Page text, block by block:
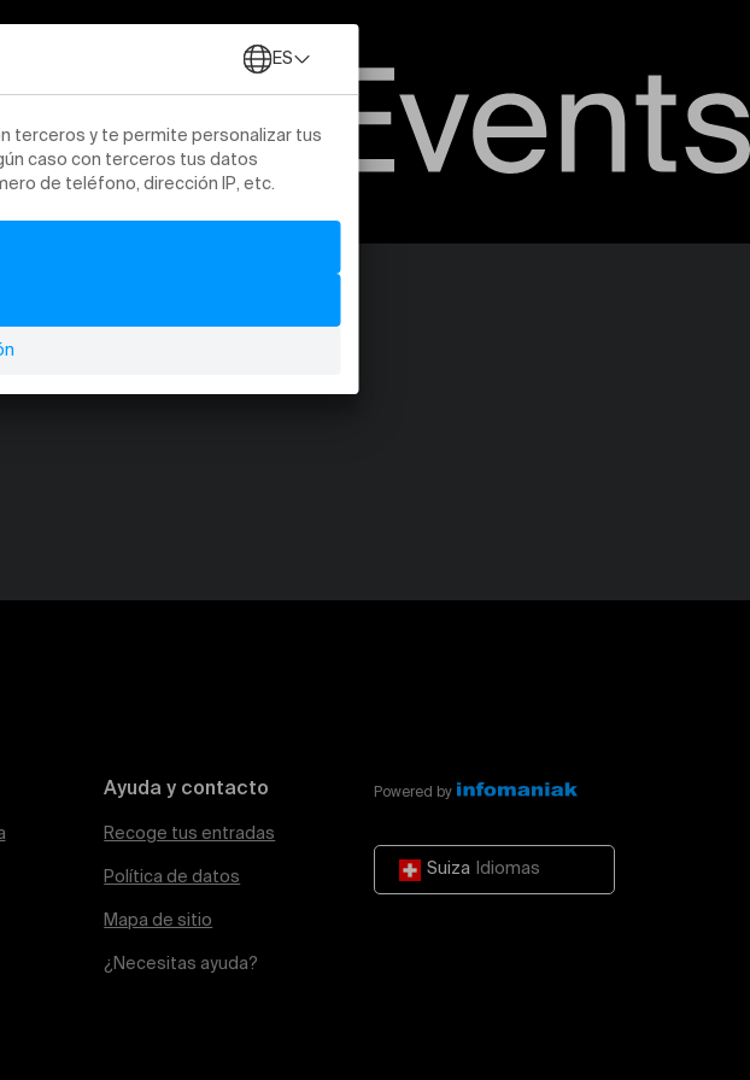
Ayuda y contacto
Recoge tus entradas
Política de datos
Mapa de sitio
¿Necesitas ayuda?
Powered by
Suiza Idiomas